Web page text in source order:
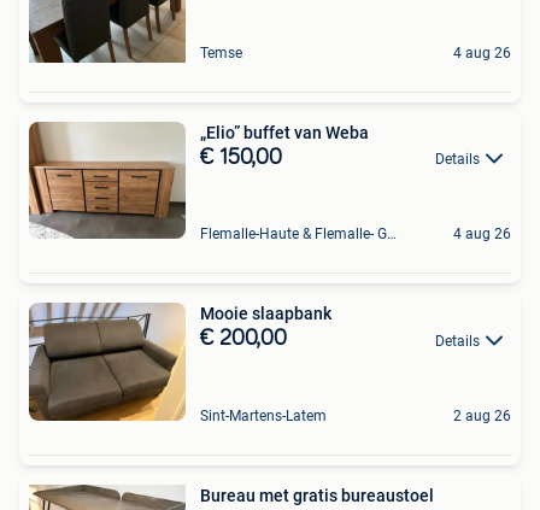
Temse 4 aug 26
„Elio” buffet van Weba
€ 150,00 Details
Flemalle-Haute & Flemalle- Grande & Partie Awirs 4 aug 26
Mooie slaapbank
€ 200,00 Details
Sint-Martens-Latem 2 aug 26
Bureau met gratis bureaustoel